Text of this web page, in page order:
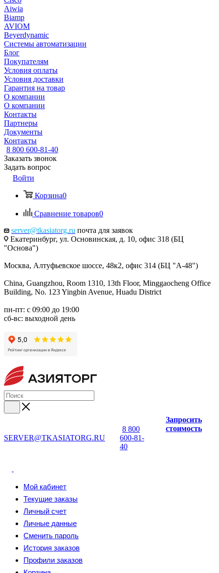
Aiwia
Biamp
AVIOM
Beyerdynamic
Системы автоматизации
Блог
Покупателям
Условия оплаты
Условия доставки
Гарантия на товар
О компании
О компании
Контакты
Партнеры
Документы
Контакты
8 800 600-81-40
Заказать звонок
Задать вопрос
Войти
Корзина0
Сравнение товаров0
server@tkasiatorg.ru почта для заявок
Екатеринбург, ул. Основинская, д. 10, офис 318 (БЦ
"Основа")
Москва, Алтуфьевское шоссе, 48к2, офис 314 (БЦ "А-48")
China, Guangzhou, Room 1310, 13th Floor, Minggaocheng Office
Building, No. 123 Yingbin Avenue, Huadu District
пн-пт: с 09:00 до 19:00
сб-вс: выходной день
SERVER@TKASIATORG.RU
8 800
600-81-
40
Запросить
стоимость
Мой кабинет
Текущие заказы
Личный счет
Личные данные
Сменить пароль
История заказов
Профили заказов